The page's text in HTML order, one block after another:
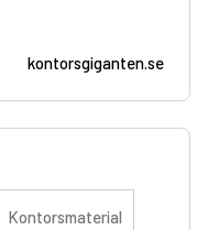
kontorsgiganten.se
Kontorsmaterial